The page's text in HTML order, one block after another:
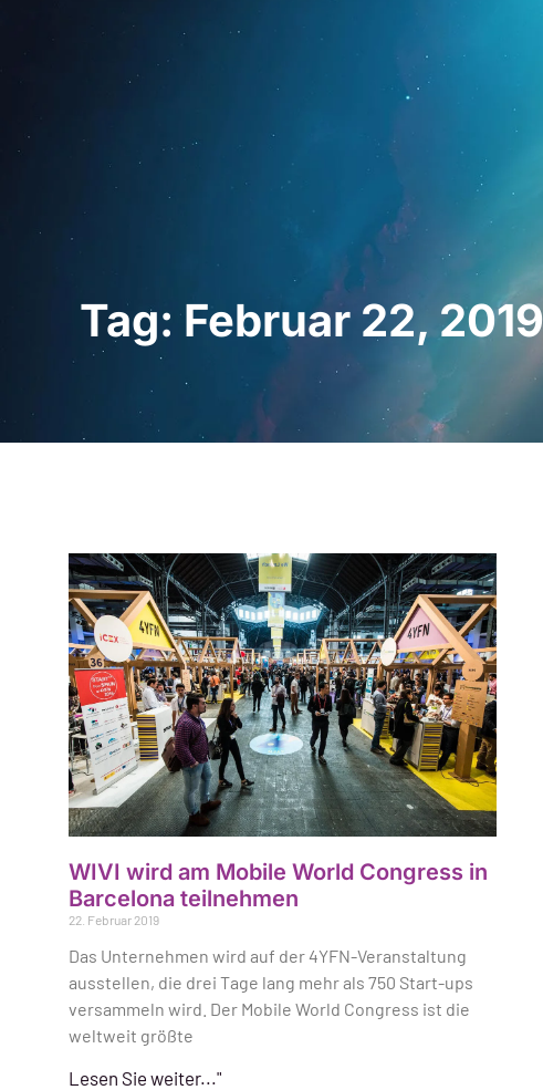
Startseite Für Fachleute
Tag: Februar 22, 2019
WIVI wird am Mobile World Congress in
Barcelona teilnehmen
22. Februar 2019
Das Unternehmen wird auf der 4YFN-Veranstaltung
ausstellen, die drei Tage lang mehr als 750 Start-ups
versammeln wird. Der Mobile World Congress ist die
weltweit größte
Lesen Sie weiter..."